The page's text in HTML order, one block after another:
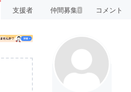
支援者 仲間募集 1 コメント